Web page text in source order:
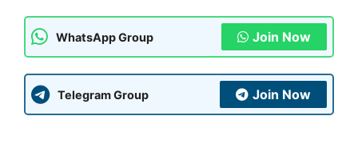
WhatsApp Group Join Now
Telegram Group Join Now